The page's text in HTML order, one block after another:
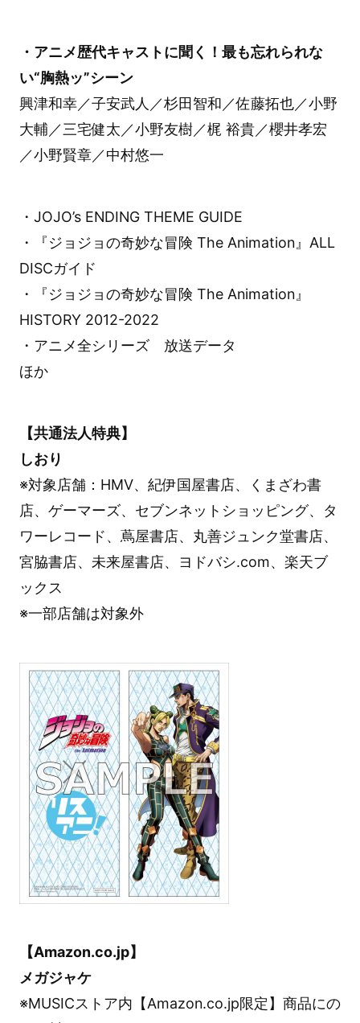
・アニメ歴代キャストに聞く！最も忘れられな
い“胸熱ッ”シーン
興津和幸／子安武人／杉田智和／佐藤拓也／小野
大輔／三宅健太／小野友樹／梶 裕貴／櫻井孝宏
／小野賢章／中村悠一
・JOJO’s ENDING THEME GUIDE
・『ジョジョの奇妙な冒険 The Animation』ALL
DISCガイド
・『ジョジョの奇妙な冒険 The Animation』
HISTORY 2012-2022
・アニメ全シリーズ 放送データ
ほか
【共通法人特典】
しおり
※対象店舗：HMV、紀伊国屋書店、くまざわ書
店、ゲーマーズ、セブンネットショッピング、タ
ワーレコード、蔦屋書店、丸善ジュンク堂書店、
宮脇書店、未来屋書店、ヨドバシ.com、楽天ブ
ックス
※一部店舗は対象外
【Amazon.co.jp】
メガジャケ
※MUSICストア内【Amazon.co.jp限定】商品にの